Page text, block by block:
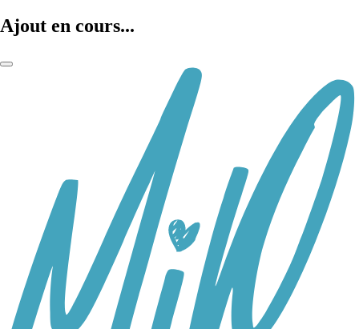
Ajout en cours...